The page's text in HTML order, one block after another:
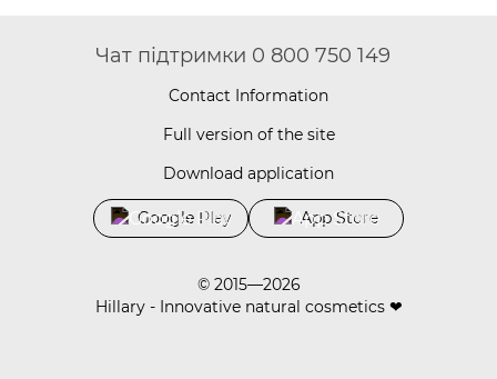
Чат підтримки 0 800 750 149
Contact Information
Full version of the site
Download application
Google Play App Store
© 2015—2026
Hillary - Innovative natural cosmetics ❤